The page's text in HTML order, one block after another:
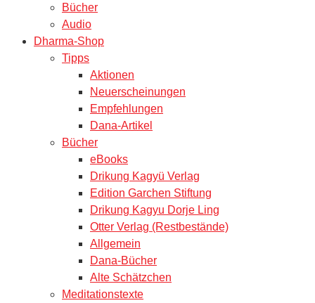
Bücher
Audio
Dharma-Shop
Tipps
Aktionen
Neuerscheinungen
Empfehlungen
Dana-Artikel
Bücher
eBooks
Drikung Kagyü Verlag
Edition Garchen Stiftung
Drikung Kagyu Dorje Ling
Otter Verlag (Restbestände)
Allgemein
Dana-Bücher
Alte Schätzchen
Meditationstexte